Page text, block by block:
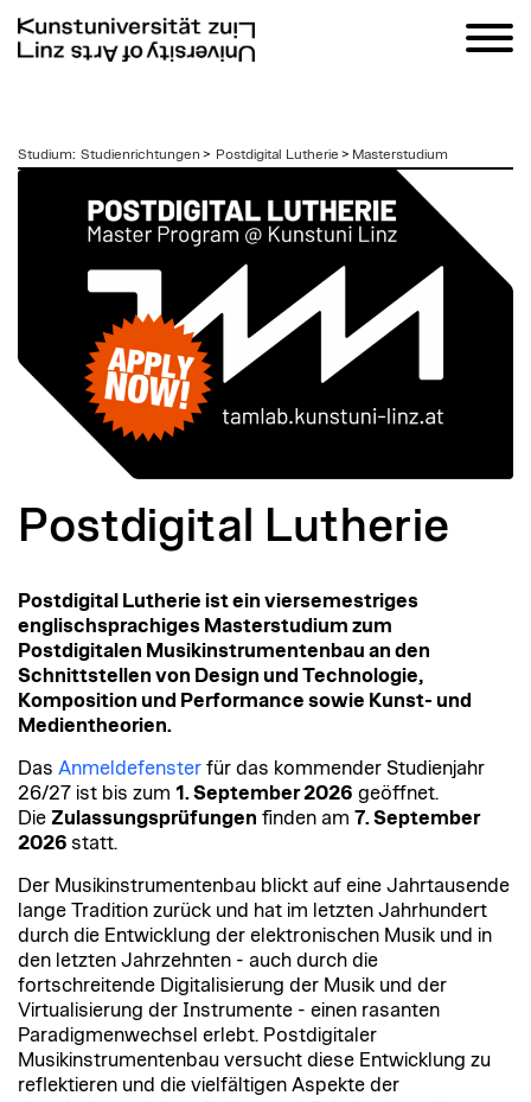
zum
Inhalt
Studium: Studienrichtungen > Postdigital Lutherie > Masterstudium
Postdigital Lutherie
Postdigital Lutherie ist ein viersemestriges
englischsprachiges Masterstudium zum
Postdigitalen Musikinstrumentenbau an den
Schnittstellen von Design und Technologie,
Komposition und Performance sowie Kunst- und
Medientheorien.
Das Anmeldefenster für das kommender Studienjahr
26/27 ist bis zum 1. September 2026 geöffnet.
Die Zulassungsprüfungen finden am 7. September
2026 statt.
Der Musikinstrumentenbau blickt auf eine Jahrtausende
lange Tradition zurück und hat im letzten Jahrhundert
durch die Entwicklung der elektronischen Musik und in
den letzten Jahrzehnten - auch durch die
fortschreitende Digitalisierung der Musik und der
Virtualisierung der Instrumente - einen rasanten
Paradigmenwechsel erlebt. Postdigitaler
Musikinstrumentenbau versucht diese Entwicklung zu
reflektieren und die vielfältigen Aspekte der